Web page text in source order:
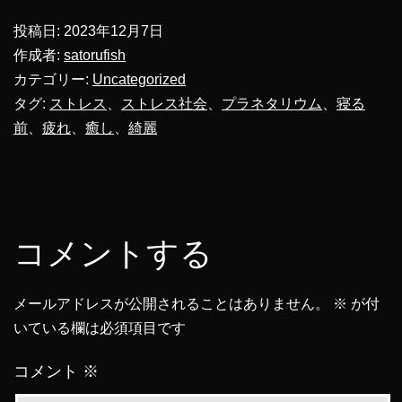
投稿日: 2023年12月7日
作成者: satorufish
カテゴリー: Uncategorized
タグ: ストレス ストレス社会 プラネタリウム
寝る
前
疲れ 癒し 綺麗
コメントする
メールアドレスが公開されることはありません。 ※ が付
いている欄は必須項目です
コメント ※